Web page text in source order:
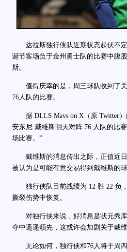
达拉斯独行侠队近期状态起伏不定
诞节客场负于金州勇士队的比赛中腹
斯。
值得庆幸的是，周三球队收到了关
76人队的比赛。
据 DLLS Mavs on X（原 Twitter）
安东尼·戴维斯明天对阵 76 人队的比
场比赛。”
戴维斯的消息传出之际，正值近日
被认为是可能有意交易得到戴维斯的球
独行侠队目前战绩为 12 胜 22 负，
撕裂伤势中恢复。
对独行侠来说，好消息是状元秀库
夺中遥遥领先，这或许会加剧关于戴
无论如何，独行侠和76人将于周四